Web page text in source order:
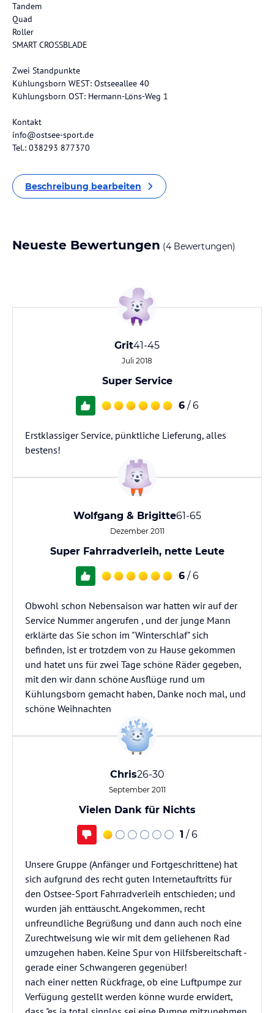
Tandem
Quad
Roller
SMART CROSSBLADE
Zwei Standpunkte
Kühlungsborn WEST: Ostseeallee 40
Kühlungsborn OST: Hermann-Löns-Weg 1
Kontakt
info@ostsee-sport.de
Tel.: 038293 877370
Beschreibung bearbeiten
Neueste Bewertungen (4 Bewertungen)
Grit41-45
Juli 2018
Super Service
6 / 6
Erstklassiger Service, pünktliche Lieferung, alles
bestens!
Wolfgang & Brigitte61-65
Dezember 2011
Super Fahrradverleih, nette Leute
6 / 6
Obwohl schon Nebensaison war hatten wir auf der
Service Nummer angerufen , und der junge Mann
erklärte das Sie schon im "Winterschlaf" sich
befinden, ist er trotzdem von zu Hause gekommen
und hatet uns für zwei Tage schöne Räder gegeben,
mit den wir dann schöne Ausflüge rund um
Kühlungsborn gemacht haben, Danke noch mal, und
schöne Weihnachten
Chris26-30
September 2011
Vielen Dank für Nichts
1 / 6
Unsere Gruppe (Anfänger und Fortgeschrittene) hat
sich aufgrund des recht guten Internetauftritts für
den Ostsee-Sport Fahrradverleih entschieden; und
wurden jäh enttäuscht. Angekommen, recht
unfreundliche Begrüßung und dann auch noch eine
Zurechtweisung wie wir mit dem geliehenen Rad
umzugehen haben. Keine Spur von Hilfsbereitschaft -
gerade einer Schwangeren gegenüber!
nach einer netten Rückfrage, ob eine Luftpumpe zur
Verfügung gestellt werden könne wurde erwidert,